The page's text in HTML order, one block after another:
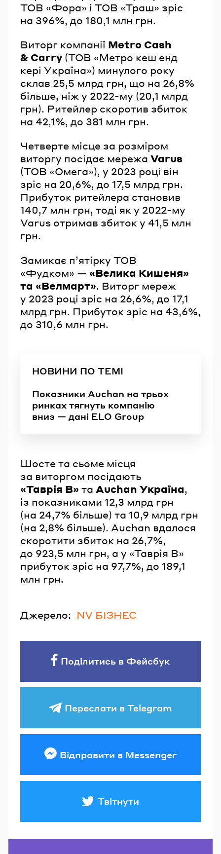
ТОВ «Фора» і ТОВ «Траш» зріс
на 396%, до 180,1 млн грн.
Виторг компанії Metro Cash
& Carry (ТОВ «Метро кеш енд
кері Україна») минулого року
склав 25,5 млрд грн, що на 26,8%
більше, ніж у 2022-му (20,1 млрд
грн). Ритейлер скоротив збиток
на 42,1%, до 381 млн грн.
Четверте місце за розміром
виторгу посідає мережа Varus
(ТОВ «Омега»), у 2023 році він
зріс на 20,6%, до 17,5 млрд грн.
Прибуток ритейлера становив
140,7 млн грн, тоді як у 2022-му
Varus отримав збиток у 41,5 млн
грн.
Замикає п’ятірку ТОВ
«Фудком» — «Велика Кишеня»
та «Велмарт». Виторг мереж
у 2023 році зріс на 26,6%, до 17,1
млрд грн. Прибуток зріс на 43,6%,
до 310,6 млн грн.
НОВИНИ ПО ТЕМІ
Показники Auchan на трьох
ринках тягнуть компанію
вниз — дані ELO Group
Шосте та сьоме місця
за виторгом посідають
«Таврія В» та Auchan Україна,
із показниками 12,3 млрд грн
(на 24,7% більше) та 10,9 млрд грн
(на 2,8% більше). Auchan вдалося
скоротити збиток на 26,7%,
до 923,5 млн грн, а у «Таврія В»
прибуток зріс на 97,7%, до 189,1
млн грн.
Джерело: NV БІЗНЕС
Поділитись в Фейсбук
Переслати в Telegram
Відправити в Messenger
Твітнути